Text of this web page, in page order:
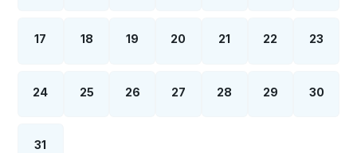
17 18 19 20 21 22 23
24 25 26 27 28 29 30
31